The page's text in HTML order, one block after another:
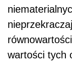
wartości tych